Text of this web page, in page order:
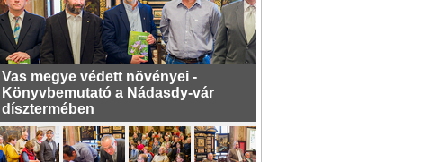
Vas megye védett növényei -
Könyvbemutató a Nádasdy-vár
dísztermében